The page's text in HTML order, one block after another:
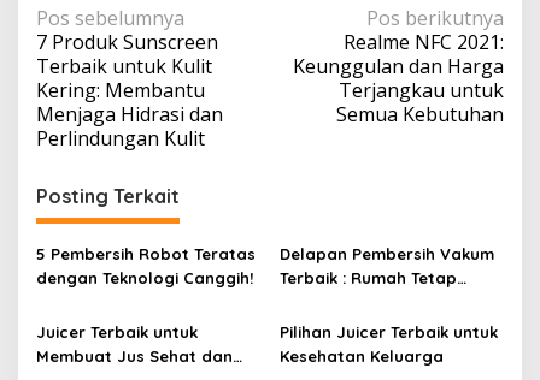
N
a
v
i
g
a
s
i
p
o
s
Pos sebelumnya
7 Produk Sunscreen
Terbaik untuk Kulit
Kering: Membantu
Menjaga Hidrasi dan
Perlindungan Kulit
Pos berikutnya
Realme NFC 2021:
Keunggulan dan Harga
Terjangkau untuk
Semua Kebutuhan
Posting Terkait
5 Pembersih Robot Teratas
dengan Teknologi Canggih!
Delapan Pembersih Vakum
Terbaik : Rumah Tetap
Juicer Terbaik untuk
Membuat Jus Sehat dan
Pilihan Juicer Terbaik untuk
Kesehatan Keluarga